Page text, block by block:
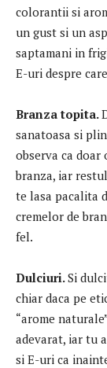
colorantii si
un gust si un
saptamani in
E-uri despre
Branza topita.
sanatoasa si
observa ca
branza, iar
te lasa pacalita
cremelor de
fel.
Dulciuri.Si
chiar daca pe
“arome
adevarat, iar tu
si E-uri ca